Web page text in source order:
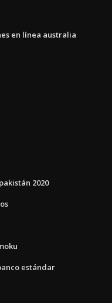
en línea australia
2020
estándar